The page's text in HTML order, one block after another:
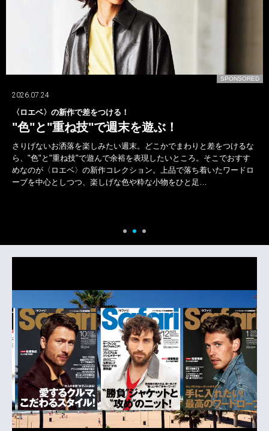
SPONSORED
2026.07.24
〈ロエベ〉の新作で差をつける！
"色"と"重ね技"で週末を遊ぶ！
さりげないお洒落を楽しみたい週末。どこかでまわりと差をつけるな
ら、"色"と"重ね技"で遊んで余裕を表現したいところ。そこでおすす
めなのが〈ロエベ〉の新作コレクション。上品で落ち着いたワードロ
ーブを中心としつつ、楽しげな色や粋な小物をひと足…